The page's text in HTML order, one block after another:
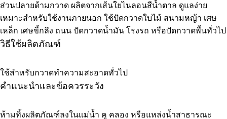
ส่วนปลายด้ามกวาด ผลิตจากเส้นใยไนลอนสีน้ำตาล ดูแลง่าย
เหมาะสำหรับใช้งานภายนอก ใช้ปัดกวาดใบไม้ สนามหญ้า เศษ
เหล็ก เศษขี้กลึง ถนน ปัดกวาดน้ำมัน โรงรถ หรือปัดกวาดพื้นทั่วไป
วิธีใช้ผลิตภัณฑ์
ใช้สำหรับกวาดทำความสะอาดทั่วไป
คำแนะนำและข้อควรระวัง
ห้ามทิ้งผลิตภัณฑ์ลงในแม่น้ำ คู คลอง หรือแหล่งน้ำสาธารณะ